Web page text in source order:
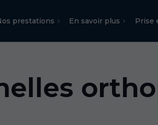
prestations En savoir plus Prise